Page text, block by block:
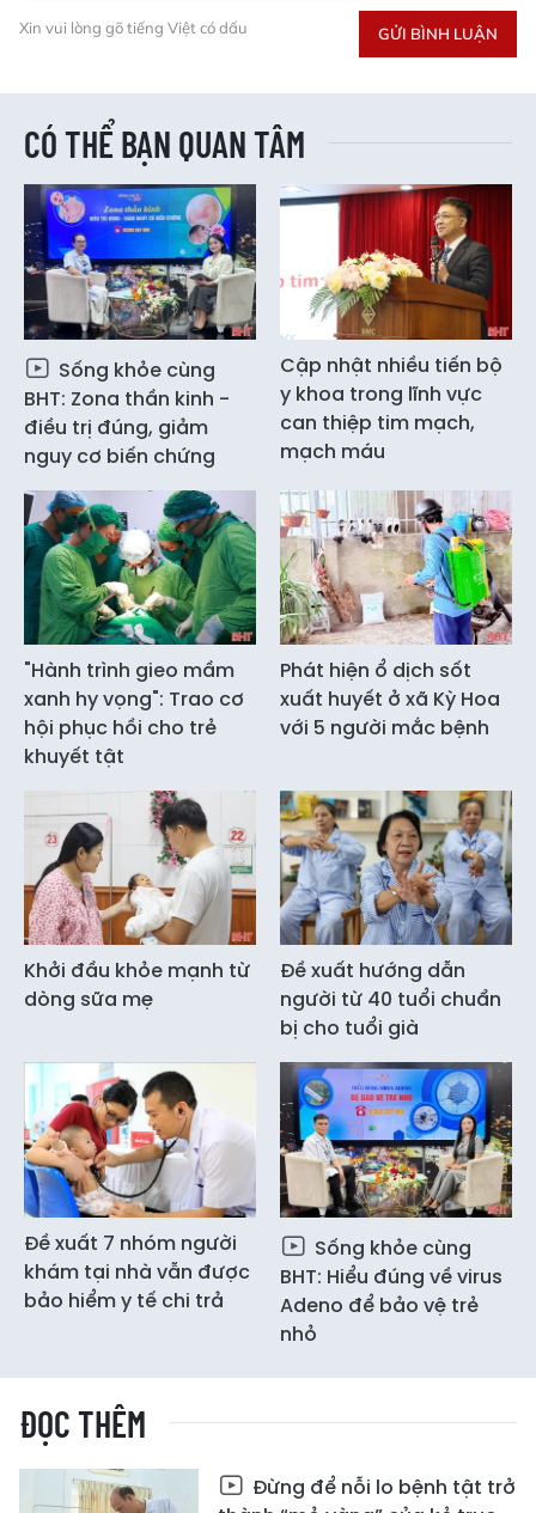
Xin vui lòng gõ tiếng Việt có dấu GỬI BÌNH LUẬN
CÓ THỂ BẠN QUAN TÂM
Sống khỏe cùng
BHT: Zona thần kinh -
điều trị đúng, giảm
nguy cơ biến chứng
Cập nhật nhiều tiến bộ
y khoa trong lĩnh vực
can thiệp tim mạch,
mạch máu
"Hành trình gieo mầm
xanh hy vọng": Trao cơ
hội phục hồi cho trẻ
khuyết tật
Phát hiện ổ dịch sốt
xuất huyết ở xã Kỳ Hoa
với 5 người mắc bệnh
Khởi đầu khỏe mạnh từ
dòng sữa mẹ
Đề xuất hướng dẫn
người từ 40 tuổi chuẩn
bị cho tuổi già
Đề xuất 7 nhóm người
khám tại nhà vẫn được
bảo hiểm y tế chi trả
Sống khỏe cùng
BHT: Hiểu đúng về virus
Adeno để bảo vệ trẻ
nhỏ
ĐỌC THÊM
Đừng để nỗi lo bệnh tật trở